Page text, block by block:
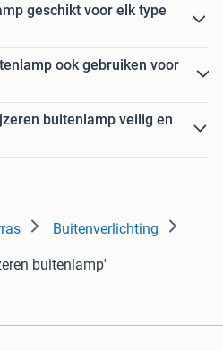
geschikt voor elk type
ook gebruiken voor
buitenlamp veilig en
Buitenverlichting
buitenlamp'